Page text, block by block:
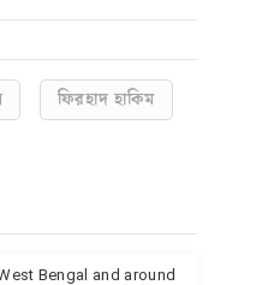
ফিরহাদ হাকিম
Bengal and around